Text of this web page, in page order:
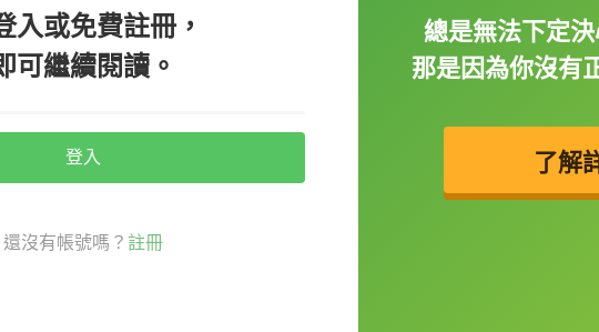
有出現 states 的字，你就需要加上定冠詞 the。
UK)
如果你要用後者 the United Kingdom 的話，因為
入或免費註冊，
可繼續閱讀。
登入
還沒有帳號嗎？ 註冊
總是無法下定
那是因為你沒有
了解